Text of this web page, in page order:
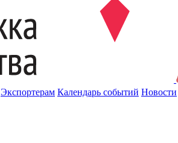
Экспортерам Календарь событий Новости